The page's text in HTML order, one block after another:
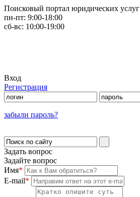
Поисковый портал юридических услуг
пн-пт: 9:00-18:00
сб-вс: 10:00-19:00
Вход
Регистрация
забыли пароль?
Задать вопрос
Задайте вопрос
Имя*
E-mail*